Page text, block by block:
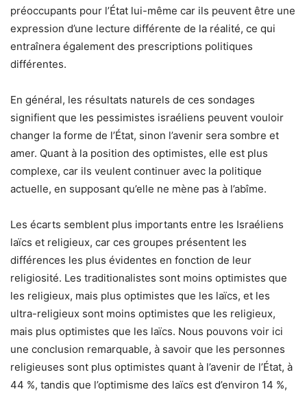
préoccupants pour l’État lui-même car ils peuvent être une
expression d’une lecture différente de la réalité, ce qui
entraînera également des prescriptions politiques
différentes.
En général, les résultats naturels de ces sondages
signifient que les pessimistes israéliens peuvent vouloir
changer la forme de l’État, sinon l’avenir sera sombre et
amer. Quant à la position des optimistes, elle est plus
complexe, car ils veulent continuer avec la politique
actuelle, en supposant qu’elle ne mène pas à l’abîme.
Les écarts semblent plus importants entre les Israéliens
laïcs et religieux, car ces groupes présentent les
différences les plus évidentes en fonction de leur
religiosité. Les traditionalistes sont moins optimistes que
les religieux, mais plus optimistes que les laïcs, et les
ultra-religieux sont moins optimistes que les religieux,
mais plus optimistes que les laïcs. Nous pouvons voir ici
une conclusion remarquable, à savoir que les personnes
religieuses sont plus optimistes quant à l’avenir de l’État, à
44 %, tandis que l’optimisme des laïcs est d’environ 14 %,